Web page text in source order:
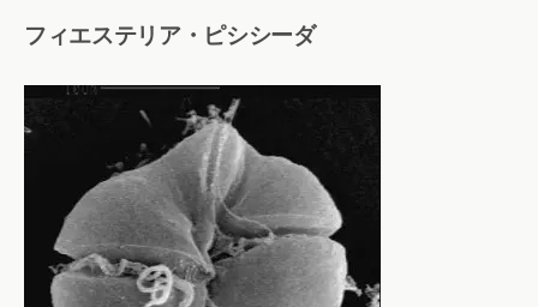
フィエステリア・ピシシーダ